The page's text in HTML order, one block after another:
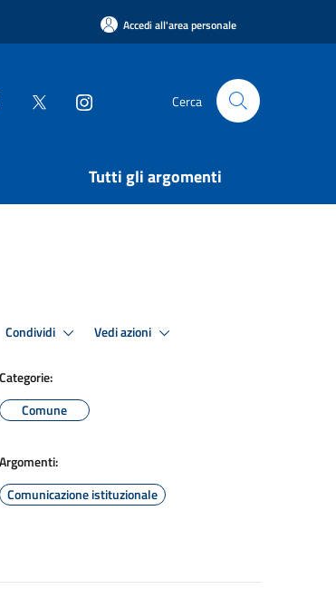
Accedi all'area personale
Cerca
Tutti gli argomenti
Condividi Vedi azioni
Categorie:
Comune
Argomenti:
Comunicazione istituzionale